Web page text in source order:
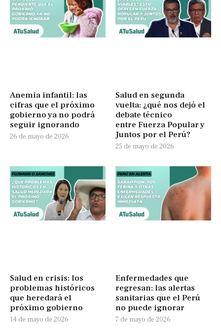
Anemia infantil: las
cifras que el próximo
gobierno ya no podrá
seguir ignorando
26 de mayo de 2026
Salud en segunda
vuelta: ¿qué nos dejó el
debate técnico
entre Fuerza Popular y
Juntos por el Perú?
25 de mayo de 2026
Salud en crisis: los
problemas históricos
que heredará el
próximo gobierno
14 de mayo de 2026
Enfermedades que
regresan: las alertas
sanitarias que el Perú
no puede ignorar
7 de mayo de 2026